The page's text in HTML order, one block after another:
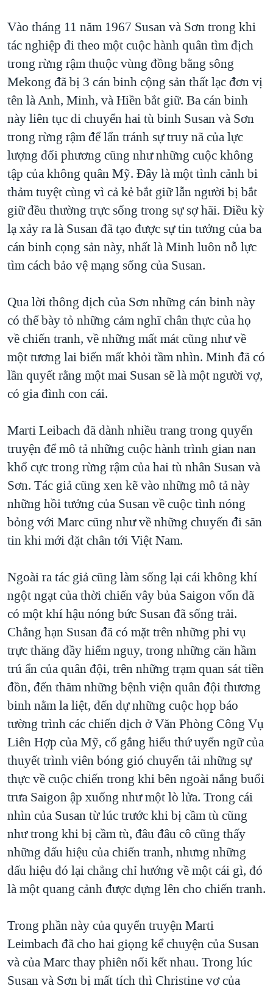
Vào tháng 11 năm 1967 Susan và Sơn trong khi
tác nghiệp đi theo một cuộc hành quân tìm địch
trong rừng rậm thuộc vùng đồng bằng sông
Mekong đã bị 3 cán binh cộng sản thất lạc đơn vị
tên là Anh, Minh, và Hiền bắt giữ. Ba cán binh
này liên tục di chuyển hai tù binh Susan và Sơn
trong rừng rậm để lẩn tránh sự truy nã của lực
lượng đối phương cũng như những cuộc không
tập của không quân Mỹ. Đây là một tình cảnh bi
thảm tuyệt cùng vì cả kẻ bắt giữ lẫn người bị bắt
giữ đều thường trực sống trong sự sợ hãi. Điều kỳ
lạ xảy ra là Susan đã tạo được sự tin tưởng của ba
cán binh cọng sản này, nhất là Minh luôn nỗ lực
tìm cách bảo vệ mạng sống của Susan.
Qua lời thông dịch của Sơn những cán binh này
có thể bày tỏ những cảm nghĩ chân thực của họ
về chiến tranh, về những mất mát cũng như về
một tương lai biến mất khỏi tầm nhìn. Minh đã có
lần quyết rằng một mai Susan sẽ là một người vợ,
có gia đình con cái.
Marti Leibach đã dành nhiều trang trong quyển
truyện để mô tả những cuộc hành trình gian nan
khổ cực trong rừng rậm của hai tù nhân Susan và
Sơn. Tác giả cũng xen kẽ vào những mô tả này
những hồi tưởng của Susan về cuộc tình nóng
bỏng với Marc cũng như về những chuyến đi săn
tin khi mới đặt chân tới Việt Nam.
Ngoài ra tác giả cũng làm sống lại cái không khí
ngột ngạt của thời chiến vây bủa Saigon vốn đã
có một khí hậu nóng bức Susan đã sống trải.
Chẳng hạn Susan đã có mặt trên những phi vụ
trực thăng đầy hiểm nguy, trong những căn hầm
trú ẩn của quân đội, trên những trạm quan sát tiền
đồn, đến thăm những bệnh viện quân đội thương
binh nằm la liệt, đến dự những cuộc họp báo
tường trình các chiến dịch ở Văn Phòng Công Vụ
Liên Hợp của Mỹ, cố gắng hiểu thứ uyển ngữ của
thuyết trình viên bóng gió chuyển tải những sự
thực về cuộc chiến trong khi bên ngoài nắng buổi
trưa Saigon ập xuống như một lò lửa. Trong cái
nhìn của Susan từ lúc trước khi bị cầm tù cũng
như trong khi bị cầm tù, đâu đâu cô cũng thấy
những dấu hiệu của chiến tranh, nhưng những
dấu hiệu đó lại chẳng chỉ hướng về một cái gì, đó
là một quang cảnh được dựng lên cho chiến tranh.
Trong phần này của quyển truyện Marti
Leimbach đã cho hai giọng kể chuyện của Susan
và của Marc thay phiên nối kết nhau. Trong lúc
Susan và Sơn bị mất tích thì Christine vợ của